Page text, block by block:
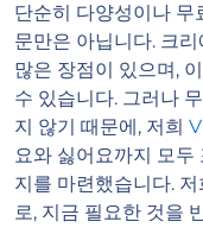
단순히 다양성이나 무
문만은 아닙니다. 크
많은 장점이 있으며,
수 있습니다. 그러나
지 않기 때문에, 저희
요와 싫어요까지 모두
지를 마련했습니다.
로, 지금 필요한 것을